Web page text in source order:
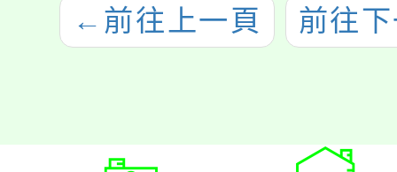
← 前往上一頁 前往